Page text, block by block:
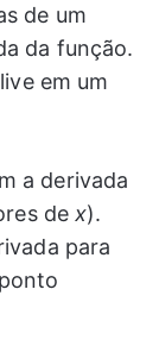
de um
da função.
em um
a derivada
de x).
para